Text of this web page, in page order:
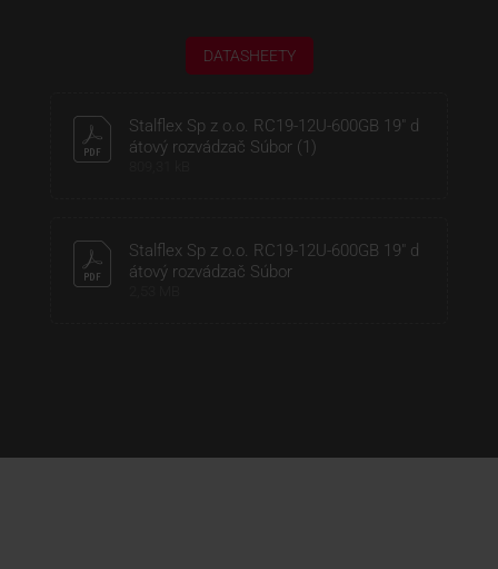
DATASHEETY
Stalflex Sp z o.o. RC19-12U-600GB 19" d
átový rozvádzač Súbor (1)
Stalflex Sp z o.o. RC19-12U-600GB 19" d
átový rozvádzač Súbor